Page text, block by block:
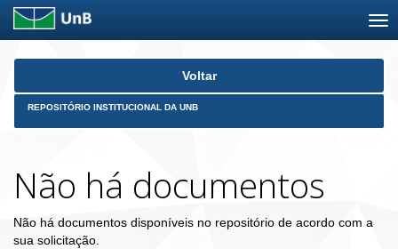
Skip
Voltar
REPOSITÓRIO INSTITUCIONAL DA UNB
Não há documentos
Não há documentos disponíveis no repositório de acordo com a
sua solicitação.